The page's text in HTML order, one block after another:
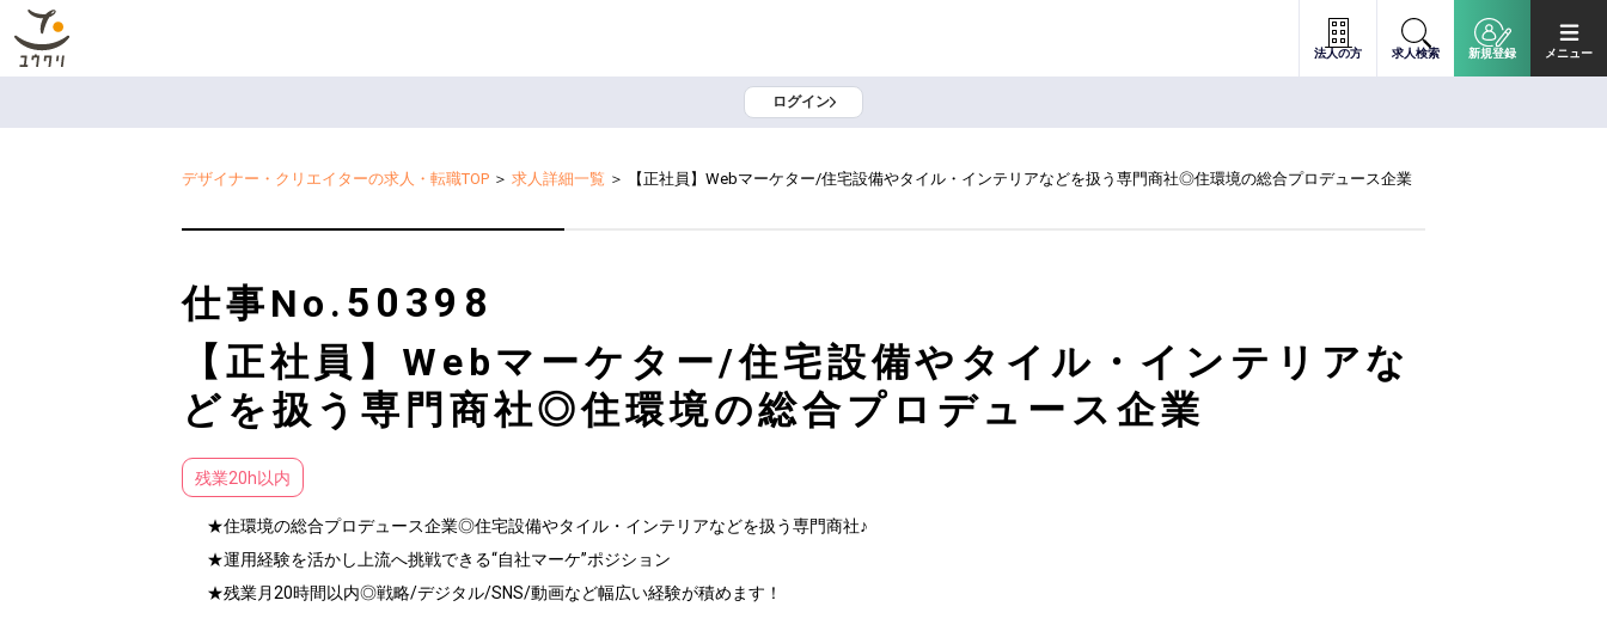
法人の方 求人検索 新規登録 メニュー
ログイン
デザイナー・クリエイターの求人・転職TOP ＞ 求人詳細一覧 ＞ 【正社員】Webマーケター/住宅設備やタイル・インテリアなどを扱う専門商社◎住環境の総合プロデュース企業
仕事No. 50398
【正社員】Webマーケター/住宅設備やタイル・インテリアな
どを扱う専門商社◎住環境の総合プロデュース企業
残業20h以内
★住環境の総合プロデュース企業◎住宅設備やタイル・インテリアなどを扱う専門商社♪
★運用経験を活かし上流へ挑戦できる“自社マーケ”ポジション
★残業月20時間以内◎戦略/デジタル/SNS/動画など幅広い経験が積めます！